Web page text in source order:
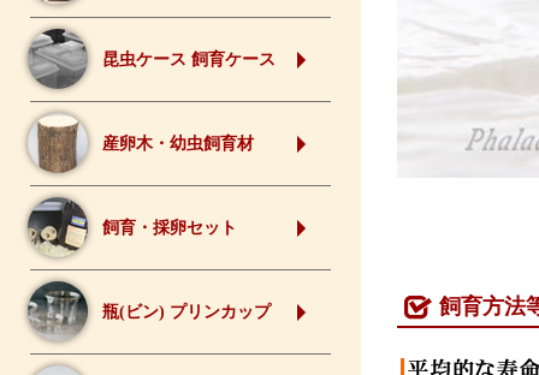
昆虫ケース 飼育ケース
産卵木・幼虫飼育材
飼育・採卵セット
瓶(ビン) プリンカップ 飼育方法